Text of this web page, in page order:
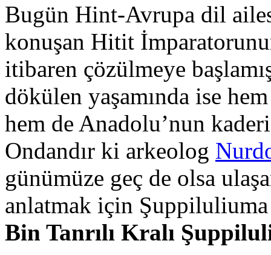
Bugün Hint-Avrupa dil
konuşan Hitit
itibaren çözülmeye
dökülen yaşamında ise
hem de Anadolu’nun
Ondandır ki arkeolog
günümüze geç de olsa
anlatmak için Şuppiluliuma
Bin Tanrılı Kralı